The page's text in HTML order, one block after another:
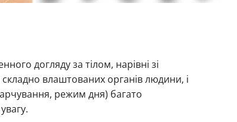
догляду за тілом, нарівні зі
влаштованих органів людини, і
режим дня) багато